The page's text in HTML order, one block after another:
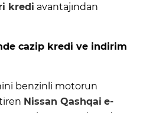
kredi avantajından
cazip kredi ve indirim
benzinli motorun
Nissan Qashqai e-